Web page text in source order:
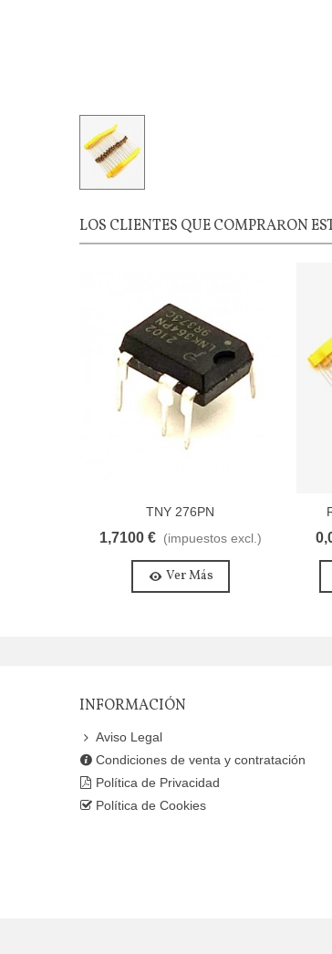
LOS CLIENTES QUE COMPRARON
TNY 276PN
1,7100 € (impuestos excl.)
Ver Más
INFORMACIÓN
Aviso Legal
Condiciones de venta y contratación
Política de Privacidad
Política de Cookies